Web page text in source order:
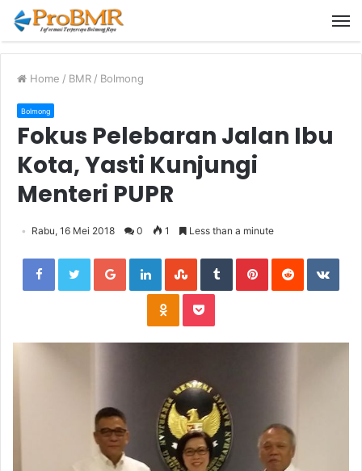
Home / BMR / Bolmong
Bolmong
Fokus Pelebaran Jalan Ibu
Kota, Yasti Kunjungi
Menteri PUPR
Rabu, 16 Mei 2018 0 1 Less than a minute
FacebookTwitterGoogle+LinkedInStumbleUpon
TumblrPinterestReddit
Odnoklassniki
Pocket